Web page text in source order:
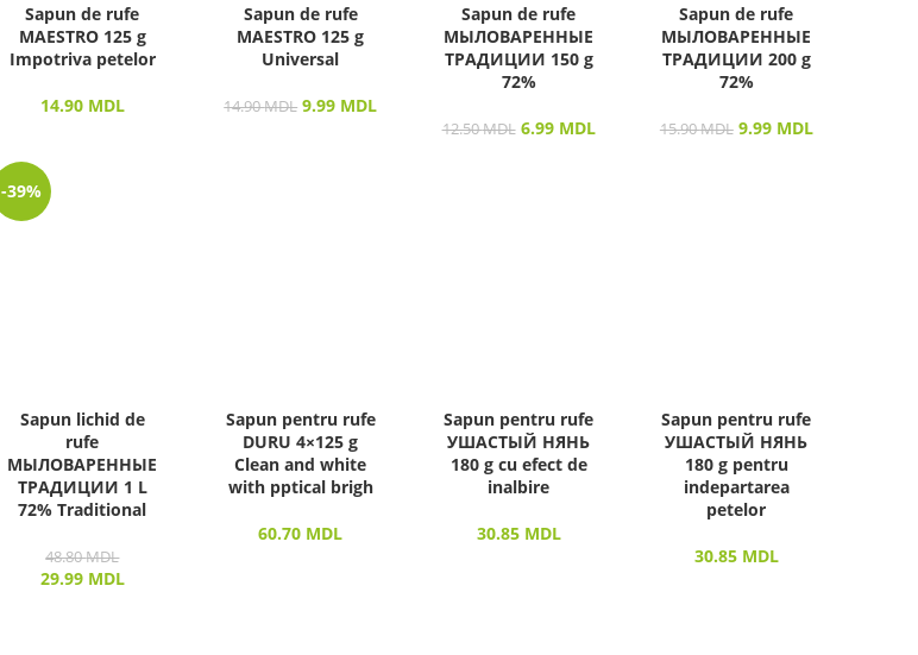
Sapun de rufe
MAESTRO 125 g
Impotriva petelor
14.90 MDL
Sapun de rufe
MAESTRO 125 g
Universal
14.90MDL 9.99 MDL
Sapun de rufe
МЫЛОВАРЕННЫЕ
ТРАДИЦИИ 150 g
72%
12.50MDL 6.99 MDL
Sapun de rufe
МЫЛОВАРЕННЫЕ
ТРАДИЦИИ 200 g
72%
15.90MDL 9.99 MDL
-39%
Sapun lichid de
rufe
МЫЛОВАРЕННЫЕ
ТРАДИЦИИ 1 L
72% Traditional
48.80MDL
29.99 MDL
Sapun pentru rufe
DURU 4×125 g
Clean and white
with pptical brigh
60.70 MDL
Sapun pentru rufe
УШАСТЫЙ НЯНЬ
180 g cu efect de
inalbire
30.85 MDL
Sapun pentru rufe
УШАСТЫЙ НЯНЬ
180 g pentru
indepartarea
petelor
30.85 MDL